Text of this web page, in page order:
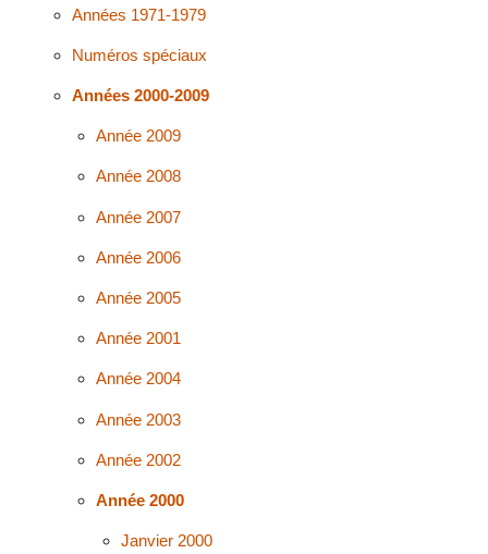
Années 1971-1979
Numéros spéciaux
Années 2000-2009
Année 2009
Année 2008
Année 2007
Année 2006
Année 2005
Année 2001
Année 2004
Année 2003
Année 2002
Année 2000
Janvier 2000